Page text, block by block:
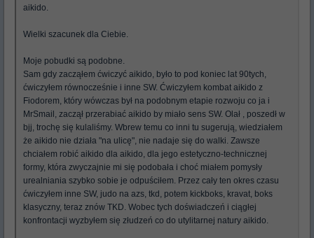
aikido.
Wielki szacunek dla Ciebie.
Moje pobudki są podobne.
Sam gdy zacząłem ćwiczyć aikido, było to pod koniec lat 90tych,
ćwiczyłem równocześnie i inne SW. Ćwiczyłem kombat aikido z
Fiodorem, który wówczas był na podobnym etapie rozwoju co ja i
MrSmail, zaczął przerabiać aikido by miało sens SW. Olał , poszedł w
bjj, trochę się kulaliśmy. Wbrew temu co inni tu sugerują, wiedziałem
że aikido nie działa "na ulicę", nie nadaje się do walki. Zawsze
chciałem robić aikido dla aikido, dla jego estetyczno-technicznej
formy, która zwyczajnie mi się podobała i choć miałem pomysły
urealniania szybko sobie je odpuściłem. Przez cały ten okres czasu
ćwiczyłem inne SW, judo na azs, tkd, potem kickboks, kravat, boks
klasyczny, teraz znów TKD. Wobec tych doświadczeń i ciągłej
konfrontacji wyzbyłem się złudzeń co do utylitarnej natury aikido.